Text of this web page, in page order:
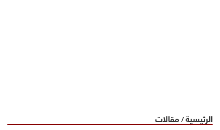
الرئيسية/مقالات